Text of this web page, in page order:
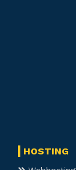
HOSTING